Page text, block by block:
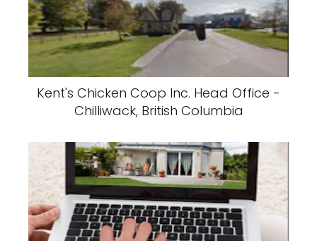
Kent's Chicken Coop Inc. Head Office -
Chilliwack, British Columbia